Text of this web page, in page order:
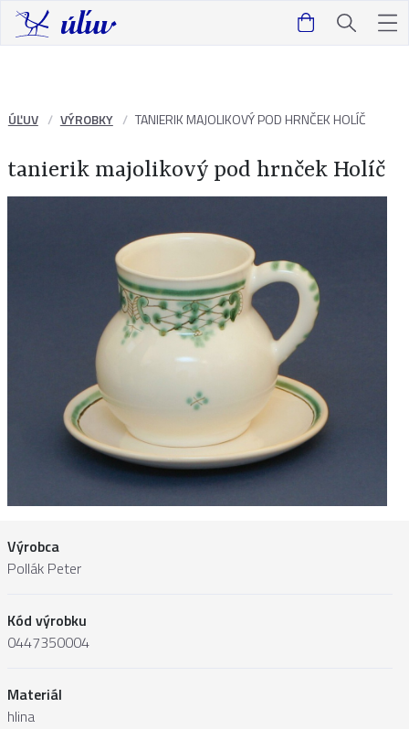
ÚĽUV VÝROBKY TANIERIK MAJOLIKOVÝ POD HRNČEK HOLÍČ
tanierik majolikový pod hrnček Holíč
Výrobca
Pollák Peter
Kód výrobku
0447350004
Materiál
hlina